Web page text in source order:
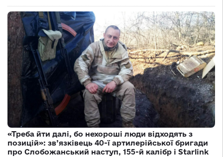
«Треба йти далі, бо нехороші люди відходять з
позицій»: зв’язківець 40-ї артилерійської бригади
про Слобожанський наступ, 155-й калібр і Starlink